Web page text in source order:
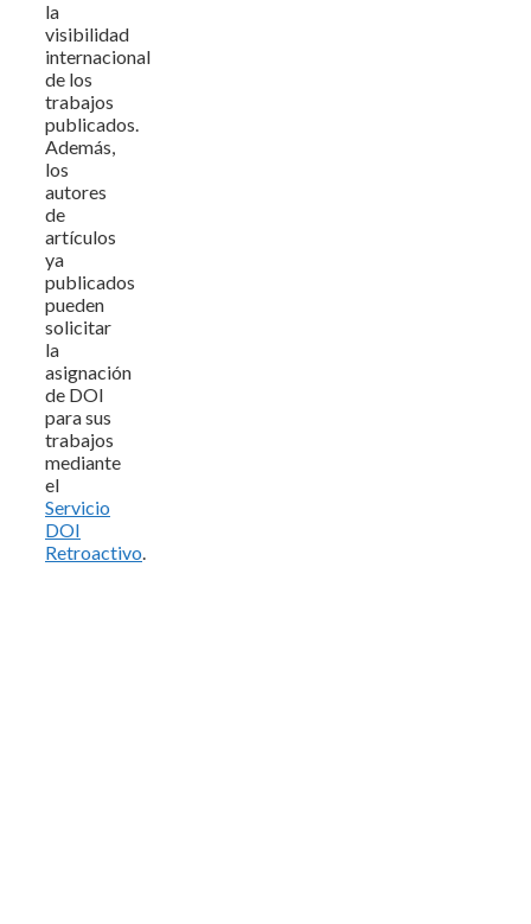
la
visibilidad
internacional
de los
trabajos
publicados.
Además,
los
autores
de
artículos
ya
publicados
pueden
solicitar
la
asignación
de DOI
para sus
trabajos
mediante
el
Servicio
DOI
Retroactivo